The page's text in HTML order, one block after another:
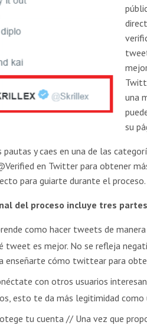
una
su
pautas y caes en una de las
en Twitter para obtener
para guiarte durante el proceso.
del proceso incluye tres
como hacer tweets de
tweet es mejor. No se refleja
enseñarte cómo twittear para
con otros usuarios
esto te da más legitimidad como
tu cuenta // Una vez que